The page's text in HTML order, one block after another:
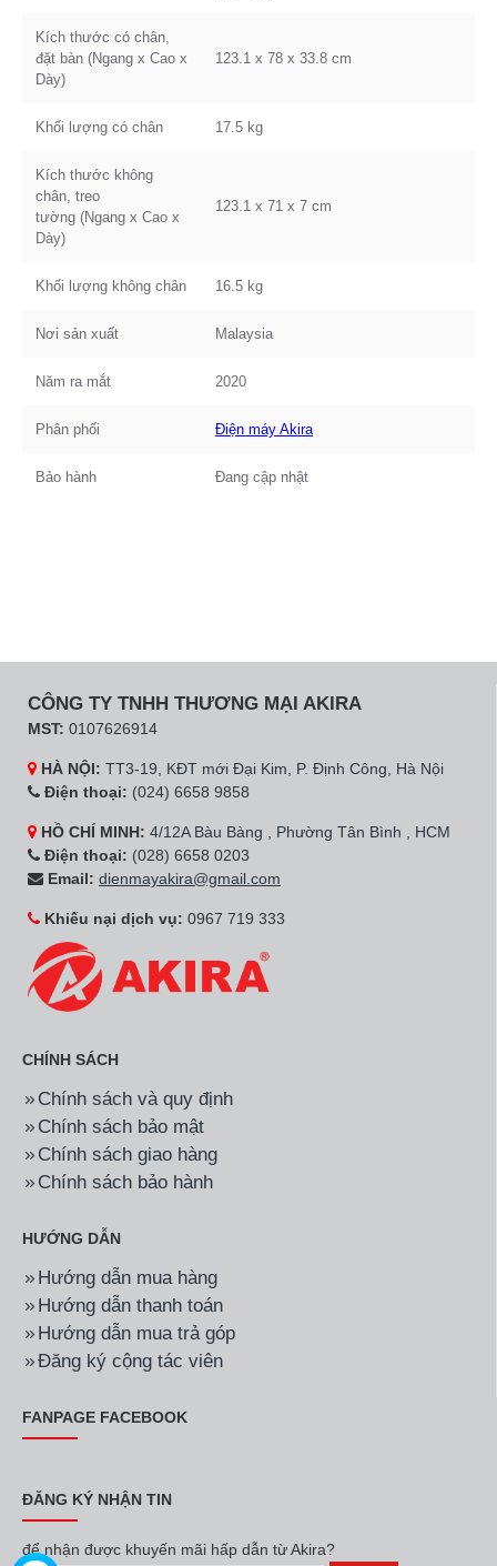
Kích thước có chân,
đặt bàn (Ngang x Cao x
Dày)
123.1 x 78 x 33.8 cm
Khối lượng có chân 17.5 kg
Kích thước không
chân, treo
tường (Ngang x Cao x
Dày)
123.1 x 71 x 7 cm
Khối lượng không chân 16.5 kg
Nơi sản xuất Malaysia
Năm ra mắt 2020
Phân phối Điện máy Akira
Bảo hành Đang cập nhật
CÔNG TY TNHH THƯƠNG MẠI AKIRA
MST: 0107626914
HÀ NỘI: TT3-19, KĐT mới Đại Kim, P. Định Công, Hà Nội
Điện thoại: (024) 6658 9858
HỒ CHÍ MINH: 4/12A Bàu Bàng , Phường Tân Bình , HCM
Điện thoại: (028) 6658 0203
Email: dienmayakira@gmail.com
Khiếu nại dịch vụ: 0967 719 333
CHÍNH SÁCH
Chính sách và quy định
Chính sách bảo mật
Chính sách giao hàng
Chính sách bảo hành
HƯỚNG DẪN
Hướng dẫn mua hàng
Hướng dẫn thanh toán
Hướng dẫn mua trả góp
Đăng ký cộng tác viên
FANPAGE FACEBOOK
ĐĂNG KÝ NHẬN TIN
để nhận được khuyến mãi hấp dẫn từ Akira?